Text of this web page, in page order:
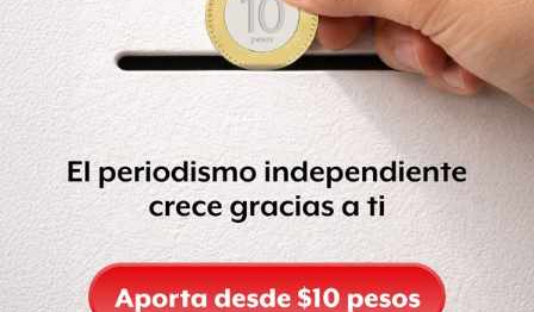
Tu contribución nos ayuda a cubrir costos
de investigación, tecnología y ofrecerte
servicios de valor agregado.
SUSCRÍBETE
Ya soy suscriptor